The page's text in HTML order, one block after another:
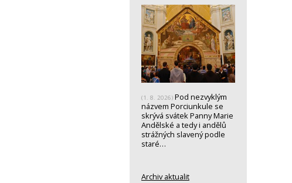
(1. 8. 2026) Pod nezvyklým
názvem Porciunkule se
skrývá svátek Panny Marie
Andělské a tedy i andělů
strážných slavený podle
staré…
Archiv aktualit